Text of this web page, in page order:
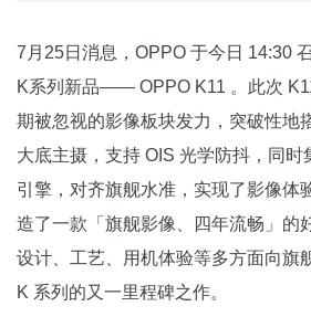
7月25日消息，OPPO 于今日 14:30
K系列新品—— OPPO K11 。此次
期被忽视的影像板块发力，突破性地
大底主摄，支持 OIS 光学防抖，同时
引擎，对齐旗舰水准，实现了影像体
造了一款「旗舰影像、四年流畅」的
设计、工艺、用机体验等多方面向旗
K 系列的又一里程碑之作。